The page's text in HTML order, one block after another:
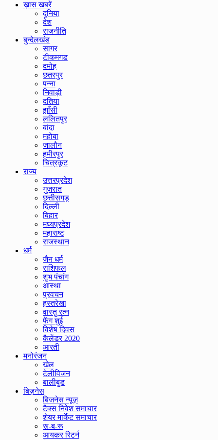
ख़ास खबरें
दुनिया
देश
राजनीति
बुन्देलखंड
सागर
टीकमगड
दमोह
छतरपुर
पन्ना
निवाड़ी
दतिया
झाँसी
ललितपुर
बांदा
महोबा
जालौन
हमीरपुर
चित्रकूट
राज्य
उत्तरप्रदेश
गुजरात
छत्तीसगड़
दिल्ली
बिहार
मध्यप्रदेश
महाराष्ट
राजस्थान
धर्म
जैन धर्म
राशिफल
शुभ पंचांग
आस्था
प्रवचन
हस्तरेखा
वास्तु रत्न
फेंग शुई
विशेष दिवस
कैलेंडर 2020
आरती
मनोरंजन
खेल
टेलीविजन
बालीबुड
बिज़नेस
बिजनेस न्यूज़
टैक्स निवेश समाचार
शेयर मार्केट समाचार
रू-ब-रू
आयकर रिटर्न